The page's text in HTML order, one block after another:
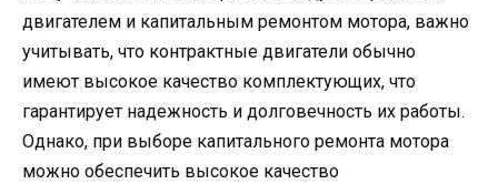
двигателем и капитальным ремонтом мотора, важно
учитывать, что контрактные двигатели обычно
имеют высокое качество комплектующих, что
гарантирует надежность и долговечность их работы.
Однако, при выборе капитального ремонта мотора
можно обеспечить высокое качество